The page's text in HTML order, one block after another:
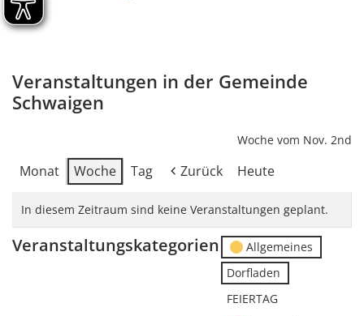
Veranstaltungen in der Gemeinde
Schwaigen
Woche vom Nov. 2nd
Monat Woche Tag Zurück Heute
In diesem Zeitraum sind keine Veranstaltungen geplant.
Veranstaltungskategorien
Allgemeines
Dorfladen
FEIERTAG